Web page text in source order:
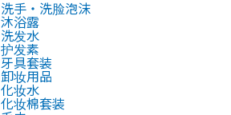
洗手・洗脸泡沫
沐浴露
洗发水
护发素
牙具套装
卸妆用品
化妆水
化妆棉套装